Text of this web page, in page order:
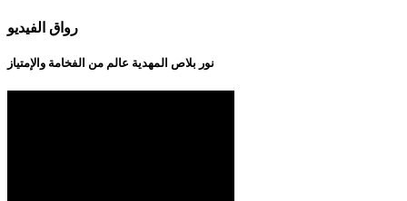
رواق الفيديو
نور بلاص المهدية عالم من الفخامة والإمتياز